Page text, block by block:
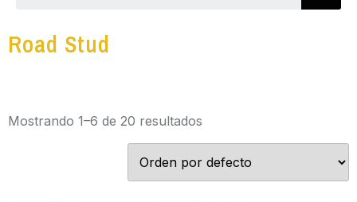
Road Stud
Mostrando 1–6 de 20 resultados